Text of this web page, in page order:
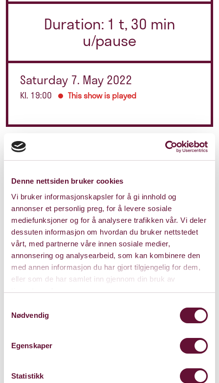
Denne nettsiden bruker cookies
Vi bruker informasjonskapsler for å gi innhold og
annonser et personlig preg, for å levere sosiale
mediefunksjoner og for å analysere trafikken vår. Vi deler
dessuten informasjon om hvordan du bruker nettstedet
vårt, med partnerne våre innen sosiale medier,
annonsering og analysearbeid, som kan kombinere den
med annen informasjon du har gjort tilgjengelig for dem,
eller som de har samlet inn gjennom din bruk av
tjenestene deres.
Nødvendig
Egenskaper
Statistikk
Duration: 1 t, 30 min
u/pause
Saturday 7. May 2022
Kl. 19:00 This show is played
Store Sal
Bærum Kulturhus
Claude Monets allé 27